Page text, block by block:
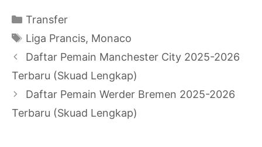
Kategori
Transfer
Tag
Liga Prancis, Monaco
Navigasi
Tulisan
Daftar Pemain Manchester City 2025-2026
Terbaru (Skuad Lengkap)
Daftar Pemain Werder Bremen 2025-2026
Terbaru (Skuad Lengkap)